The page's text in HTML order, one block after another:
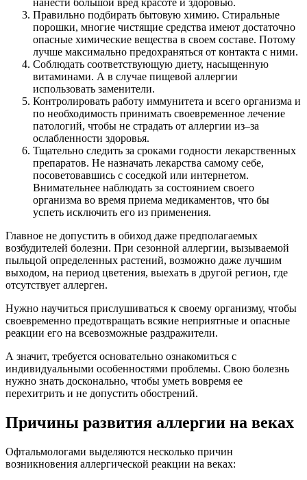
нанести большой вред красоте и здоровью.
Правильно подбирать бытовую химию. Стиральные
порошки, многие чистящие средства имеют достаточно
опасные химические вещества в своем составе. Потому
лучше максимально предохраняться от контакта с ними.
Соблюдать соответствующую диету, насыщенную
витаминами. А в случае пищевой аллергии
использовать заменители.
Контролировать работу иммунитета и всего организма и
по необходимость принимать своевременное лечение
патологий, чтобы не страдать от аллергии из–за
ослабленности здоровья.
Тщательно следить за сроками годности лекарственных
препаратов. Не назначать лекарства самому себе,
посоветовавшись с соседкой или интернетом.
Внимательнее наблюдать за состоянием своего
организма во время приема медикаментов, что бы
успеть исключить его из применения.
Главное не допустить в обиход даже предполагаемых
возбудителей болезни. При сезонной аллергии, вызываемой
пыльцой определенных растений, возможно даже лучшим
выходом, на период цветения, выехать в другой регион, где
отсутствует аллерген.
Нужно научиться прислушиваться к своему организму, чтобы
своевременно предотвращать всякие неприятные и опасные
реакции его на всевозможные раздражители.
А значит, требуется основательно ознакомиться с
индивидуальными особенностями проблемы. Свою болезнь
нужно знать досконально, чтобы уметь вовремя ее
перехитрить и не допустить обострений.
Причины развития аллергии на веках
Офтальмологами выделяются несколько причин
возникновения аллергической реакции на веках: